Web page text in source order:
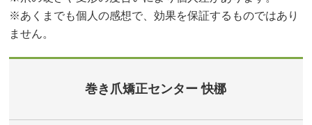
※あくまでも個人の感想で、効果を保証するものではあり
ません。
巻き爪矯正センター 快梛